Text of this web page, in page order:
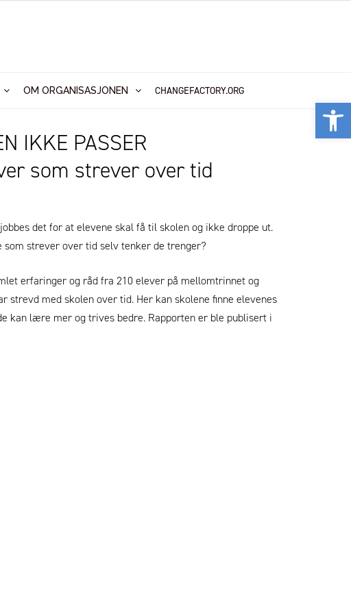
OM ORGANISASJONEN CHANGEFACTORY.ORG
IKKE PASSER
som strever over tid
det for at elevene skal få til skolen og ikke droppe ut.
som strever over tid selv tenker de trenger?
erfaringer og råd fra 210 elever på mellomtrinnet og
strevd med skolen over tid. Her kan skolene finne elevenes
kan lære mer og trives bedre. Rapporten er ble publisert i